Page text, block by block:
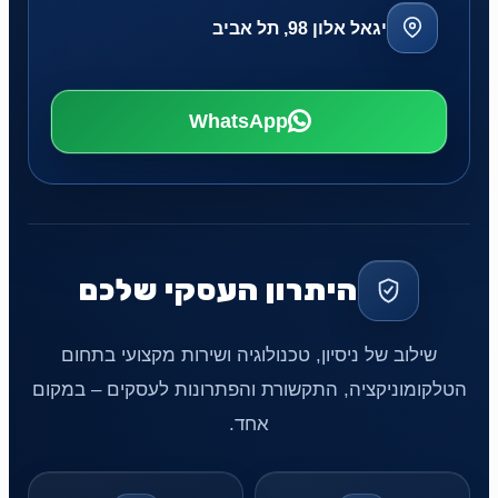
יגאל אלון 98, תל אביב
WhatsApp
היתרון העסקי שלכם
שילוב של ניסיון, טכנולוגיה ושירות מקצועי בתחום
הטלקומוניקציה, התקשורת והפתרונות לעסקים – במקום
אחד.